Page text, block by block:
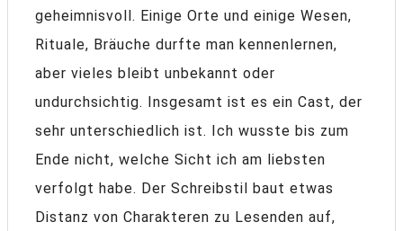
geheimnisvoll. Einige Orte und einige Wesen,
Rituale, Bräuche durfte man kennenlernen,
aber vieles bleibt unbekannt oder
undurchsichtig. Insgesamt ist es ein Cast, der
sehr unterschiedlich ist. Ich wusste bis zum
Ende nicht, welche Sicht ich am liebsten
verfolgt habe. Der Schreibstil baut etwas
Distanz von Charakteren zu Lesenden auf,